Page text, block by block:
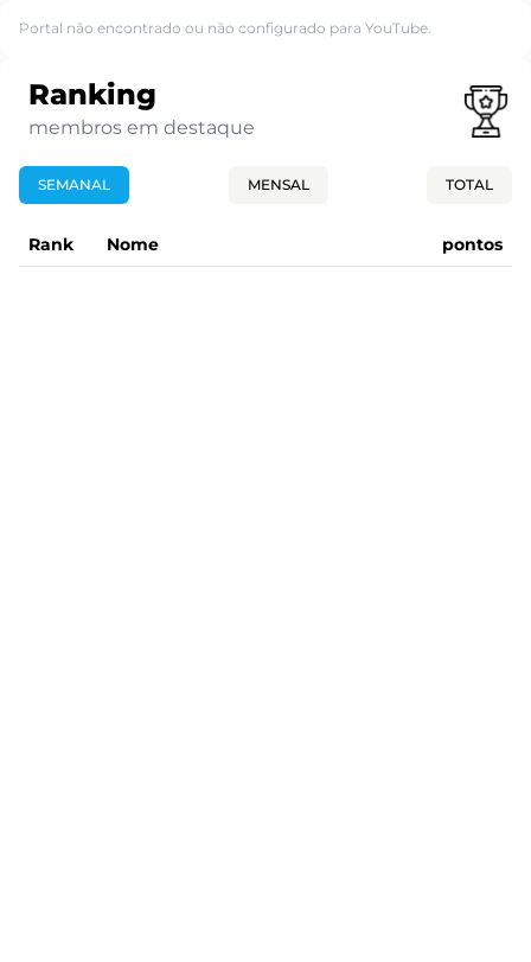
Portal não encontrado ou não configurado para YouTube.
Ranking
membros em destaque
SEMANAL MENSAL TOTAL
Rank Nome pontos